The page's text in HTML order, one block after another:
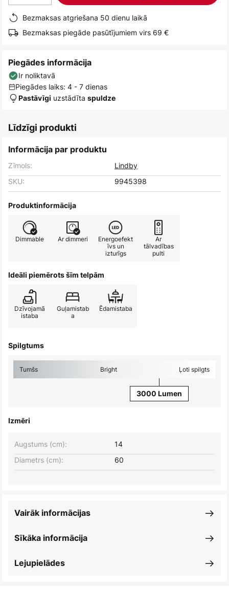
Bezmaksas atgriešana 50 dienu laikā
Bezmaksas piegāde pasūtījumiem virs 69 €
Piegādes informācija
Ir noliktavā
Piegādes laiks: 4 - 7 dienas
Pastāvīgi uzstādīta spuldze
Līdzīgi produkti
Informācija par produktu
Zīmols:
Lindby
SKU:
9945398
Produktinformācija
Dimmable Ar dimmeri
Energoefekt
īvs un
izturīgs
Ar
tālvadības
pulti
Ideāli piemērots šīm telpām
Dzīvojamā
istaba
Guļamistab
a
Ēdamistaba
Spilgtums
Tumšs Bright Ļoti spilgts
3000 Lumen
Izmēri
Augstums (cm):
14
Diametrs (cm):
60
Sīkāka informācija
Vairāk informācijas
Lejupielādes